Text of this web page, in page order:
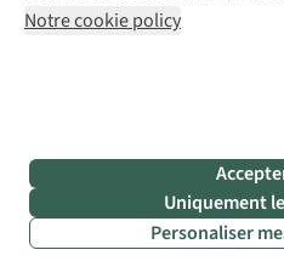
Chaque année est annoncé
Quels sont les itinéraires
Notre cookie policy
Uniquement
Personaliser